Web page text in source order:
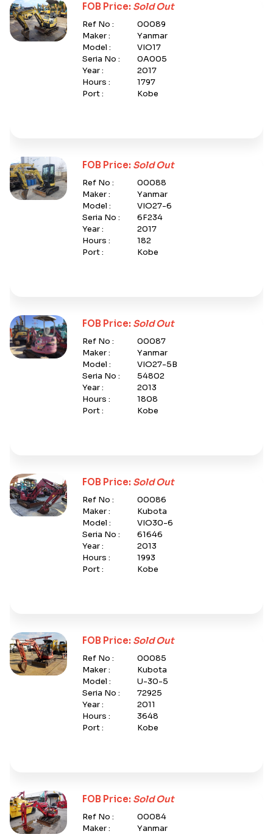
FOB Price: Sold Out
Ref No :
00089
Maker :
Yanmar
Model :
VIO17
Seria No :
0A005
Year :
2017
Hours :
1797
Port :
Kobe
FOB Price: Sold Out
Ref No :
00088
Maker :
Yanmar
Model :
VIO27-6
Seria No :
6F234
Year :
2017
Hours :
182
Port :
Kobe
FOB Price: Sold Out
Ref No :
00087
Maker :
Yanmar
Model :
VIO27-5B
Seria No :
54802
Year :
2013
Hours :
1808
Port :
Kobe
FOB Price: Sold Out
Ref No :
00086
Maker :
Kubota
Model :
VIO30-6
Seria No :
61646
Year :
2013
Hours :
1993
Port :
Kobe
FOB Price: Sold Out
Ref No :
00085
Maker :
Kubota
Model :
U-30-5
Seria No :
72925
Year :
2011
Hours :
3648
Port :
Kobe
FOB Price: Sold Out
Ref No :
00084
Maker :
Yanmar